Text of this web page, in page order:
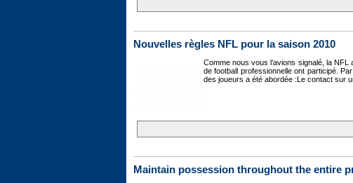
Nouvelles règles NFL pour la saison 2010
Comme nous vous l’avions signalé, la
de football professionnelle ont participé.
des joueurs a été abordée :Le contact sur
Maintain possession throughout the entire